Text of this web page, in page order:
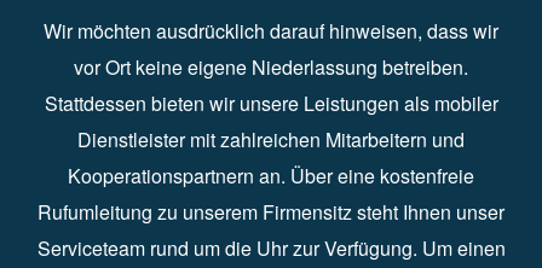
Wir möchten ausdrücklich darauf hinweisen, dass wir
vor Ort keine eigene Niederlassung betreiben.
Stattdessen bieten wir unsere Leistungen als mobiler
Dienstleister mit zahlreichen Mitarbeitern und
Kooperationspartnern an. Über eine kostenfreie
Rufumleitung zu unserem Firmensitz steht Ihnen unser
Serviceteam rund um die Uhr zur Verfügung. Um einen